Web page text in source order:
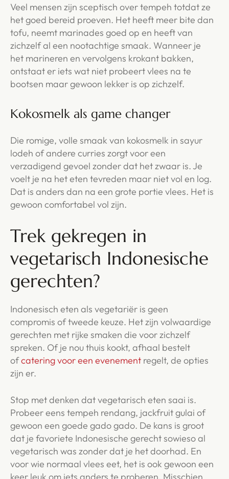
Veel mensen zijn sceptisch over tempeh totdat ze
het goed bereid proeven. Het heeft meer bite dan
tofu, neemt marinades goed op en heeft van
zichzelf al een nootachtige smaak. Wanneer je
het marineren en vervolgens krokant bakken,
ontstaat er iets wat niet probeert vlees na te
bootsen maar gewoon lekker is op zichzelf.
Kokosmelk als game changer
Die romige, volle smaak van kokosmelk in sayur
lodeh of andere curries zorgt voor een
verzadigend gevoel zonder dat het zwaar is. Je
voelt je na het eten tevreden maar niet vol en log.
Dat is anders dan na een grote portie vlees. Het is
gewoon comfortabel vol zijn.
Trek gekregen in
vegetarisch Indonesische
gerechten?
Indonesisch eten als vegetariër is geen
compromis of tweede keuze. Het zijn volwaardige
gerechten met rijke smaken die voor zichzelf
spreken. Of je nou thuis kookt, afhaal bestelt
ofcatering voor een evenement regelt, de opties
zijn er.
Stop met denken dat vegetarisch eten saai is.
Probeer eens tempeh rendang, jackfruit gulai of
gewoon een goede gado gado. De kans is groot
dat je favoriete Indonesische gerecht sowieso al
vegetarisch was zonder dat je het doorhad. En
voor wie normaal vlees eet, het is ook gewoon een
keer leuk om iets anders te proberen. Misschien